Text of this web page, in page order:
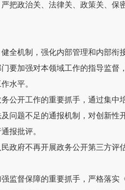
把政治关、法律关、政策关、
全机制，强化内部管理和内部
要加强对本领域工作的指导监督
水平。
公开工作的重要抓手，通过集中
问题不足的通报机制，对创新性
报批评。
民政府不再开展政务公开第三方评
监督保障的重要抓手，严格落